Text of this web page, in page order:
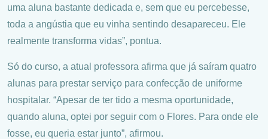
uma aluna bastante dedicada e, sem que eu percebesse,
toda a angústia que eu vinha sentindo desapareceu. Ele
realmente transforma vidas”, pontua.
Só do curso, a atual professora afirma que já saíram quatro
alunas para prestar serviço para confecção de uniforme
hospitalar. “Apesar de ter tido a mesma oportunidade,
quando aluna, optei por seguir com o Flores. Para onde ele
fosse, eu queria estar junto”, afirmou.